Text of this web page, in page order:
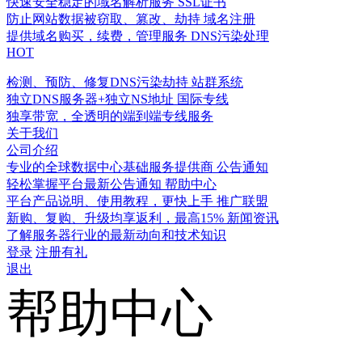
防止网站数据被窃取、篡改、劫持 域名注册
提供域名购买，续费，管理服务 DNS污染处理
HOT
检测、预防、修复DNS污染劫持 站群系统
独立DNS服务器+独立NS地址 国际专线
独享带宽，全透明的端到端专线服务
关于我们
公司介绍
专业的全球数据中心基础服务提供商 公告通知
轻松掌握平台最新公告通知 帮助中心
平台产品说明、使用教程，更快上手 推广联盟
新购、复购、升级均享返利，最高15% 新闻资讯
了解服务器行业的最新动向和技术知识
登录 注册有礼
退出
帮助中心